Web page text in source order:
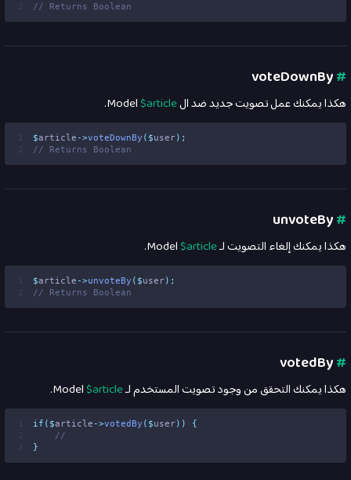
2
// Returns Boolean
#
هكذا يمكنك عمل تصويت جديد ضد ال$article
1 $article ->voteDownBy ($user);
2
// Returns Boolean
#
هكذا يمكنك إلغاء التصويت لـ$article
1 $article ->unvoteBy ($user);
2
// Returns Boolean
#
هكذا يمكنك التحقق من وجود تصويت المستخدم لـ$article
1 if ($article ->votedBy ($user))
{
2
//
3
}